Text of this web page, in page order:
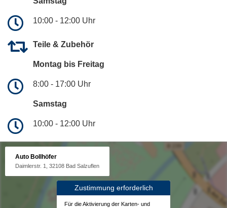
10:00 - 12:00 Uhr
Teile & Zubehör
Montag bis Freitag
8:00 - 17:00 Uhr
Samstag
10:00 - 12:00 Uhr
Auto Bollhöfer
Daimlerstr. 1, 32108 Bad Salzuflen
Zustimmung erforderlich
Für die Aktivierung der Karten- und